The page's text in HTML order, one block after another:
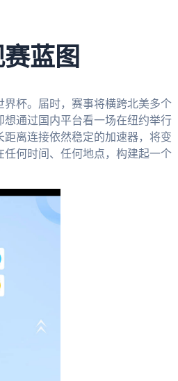
蓝图
杯。届时，赛事将横跨北美多个
通过国内平台看一场在纽约举行
离连接依然稳定的加速器，将变
何时间、任何地点，构建起一个